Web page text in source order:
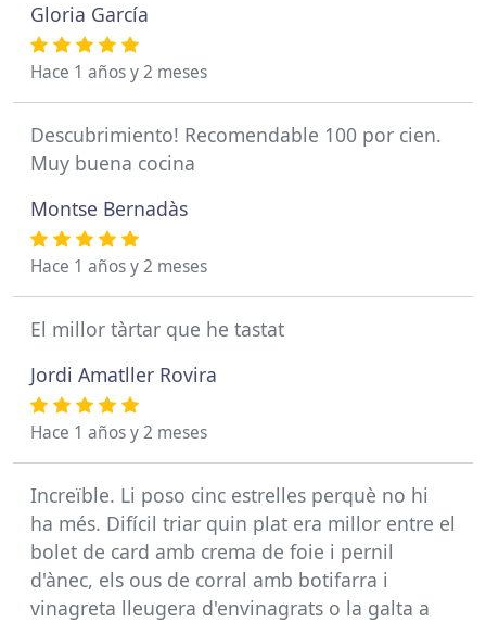
Gloria García
Hace 1 años y 2 meses
Descubrimiento! Recomendable 100 por cien.
Muy buena cocina
Montse Bernadàs
Hace 1 años y 2 meses
El millor tàrtar que he tastat
Jordi Amatller Rovira
Hace 1 años y 2 meses
Increïble. Li poso cinc estrelles perquè no hi
ha més. Difícil triar quin plat era millor entre el
bolet de card amb crema de foie i pernil
d'ànec, els ous de corral amb botifarra i
vinagreta lleugera d'envinagrats o la galta a